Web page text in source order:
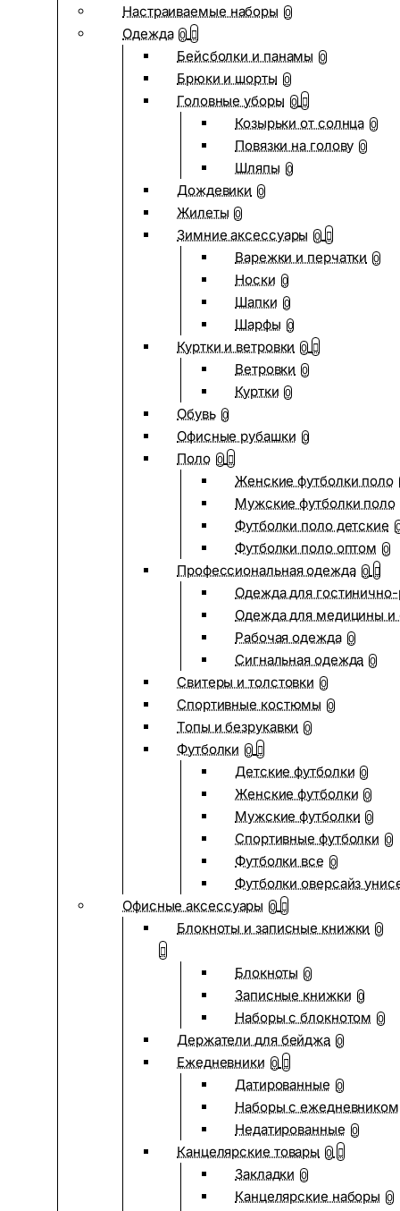
Настраиваемые наборы 0
Одежда 0
Бейсболки и панамы 0
Брюки и шорты 0
Головные уборы 0
Козырьки от солнца 0
Повязки на голову 0
Шляпы 0
Дождевики 0
Жилеты 0
Зимние аксессуары 0
Варежки и перчатки 0
Носки 0
Шапки 0
Шарфы 0
Куртки и ветровки 0
Ветровки 0
Куртки 0
Обувь 0
Офисные рубашки 0
Поло 0
Женские футболки поло
Мужские футболки поло
Футболки поло детские
Футболки поло оптом 0
Профессиональная одежда 0
Одежда для
Одежда для медицины и
Рабочая одежда 0
Сигнальная одежда 0
Свитеры и толстовки 0
Спортивные костюмы 0
Топы и безрукавки 0
Футболки 0
Детские футболки 0
Женские футболки 0
Мужские футболки 0
Спортивные футболки 0
Футболки все 0
Футболки оверсайз
Офисные аксессуары 0
Блокноты и записные книжки 0
Блокноты 0
Записные книжки 0
Наборы с блокнотом 0
Держатели для бейджа 0
Ежедневники 0
Датированные 0
Наборы с ежедневником
Недатированные 0
Канцелярские товары 0
Закладки 0
Канцелярские наборы 0